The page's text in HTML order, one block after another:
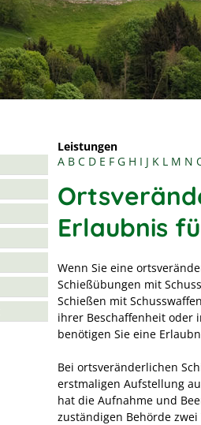
Leistungen
A B C D E F G H I J K L M N
Erlaubnis
Wenn Sie eine
Schießübungen mit
Schießen mit
ihrer Beschaffenheit oder
benötigen Sie eine
Bei ortsveränderlichen
erstmaligen Aufstellung
hat die Aufnahme und
zuständigen Behörde